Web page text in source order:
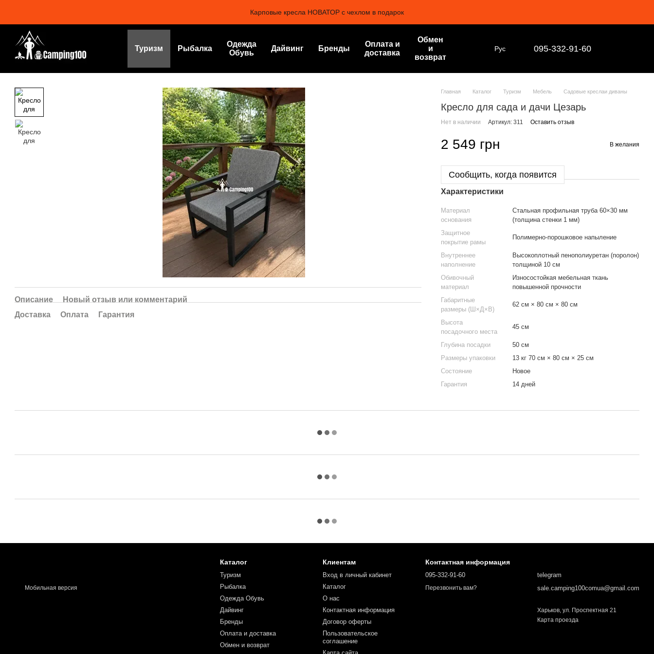
Карповые кресла НОВАТОР с чехлом в подарок
Туризм Рыбалка
Одежда
Обувь
Дайвинг Бренды
Оплата и
доставка
Обмен
и
возврат
Рус 095-332-91-60
Описание
Новый отзыв или комментарий
Доставка
Оплата Гарантия
Главная Каталог Туризм Мебель Садовые креслаи диваны
Кресло для сада и дачи Цезарь
Нет в наличии Артикул: 311 Оставить отзыв
2 549 грн В желания
Сообщить, когда появится
Характеристики
Материал
основания
Стальная профильная труба 60×30 мм
(толщина стенки 1 мм)
Защитное
покрытие рамы
Полимерно-порошковое напыление
Внутреннее
наполнение
Высокоплотный пенополиуретан (поролон)
толщиной 10 см
Обивочный
материал
Износостойкая мебельная ткань
повышенной прочности
Габаритные
размеры (Ш×Д×В)
62 см × 80 см × 80 см
Высота
посадочного места
45 см
Глубина посадки
50 см
Размеры упаковки
13 кг 70 см × 80 см × 25 см
Состояние
Новое
Гарантия
14 дней
Мобильная версия
Каталог
Туризм
Рыбалка
Одежда Обувь
Дайвинг
Бренды
Оплата и доставка
Обмен и возврат
Клиентам
Вход в личный кабинет
Каталог
О нас
Контактная информация
Договор оферты
Пользовательское
соглашение
Контактная информация
095-332-91-60
Перезвонить вам?
telegram
sale.camping100comua@gmail.com
Харьков, ул. Проспектная 21
Карта проезда